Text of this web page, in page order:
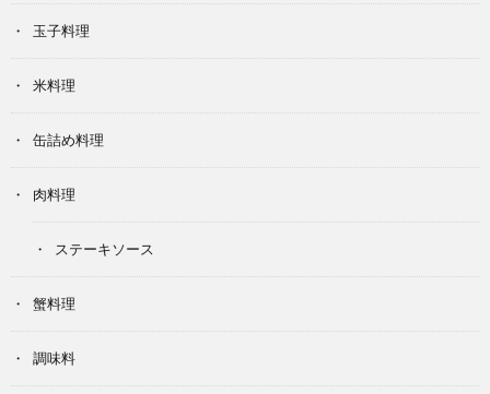
玉子料理
米料理
缶詰め料理
肉料理
ステーキソース
蟹料理
調味料